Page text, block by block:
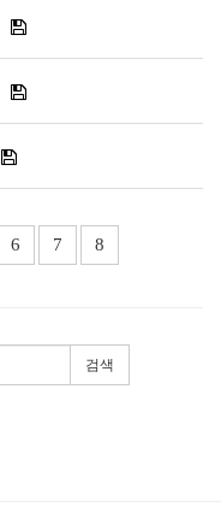
6 7 8
검색